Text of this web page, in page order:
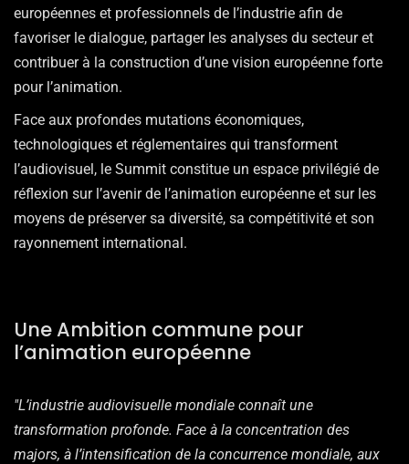
européennes et professionnels de l’industrie afin de
favoriser le dialogue, partager les analyses du secteur et
contribuer à la construction d’une vision européenne forte
pour l’animation.
Face aux profondes mutations économiques,
technologiques et réglementaires qui transforment
l’audiovisuel, le Summit constitue un espace privilégié de
réflexion sur l’avenir de l’animation européenne et sur les
moyens de préserver sa diversité, sa compétitivité et son
rayonnement international.
Une Ambition commune pour
l’animation européenne
"L’industrie audiovisuelle mondiale connaît une
transformation profonde. Face à la concentration des
majors, à l’intensification de la concurrence mondiale, aux